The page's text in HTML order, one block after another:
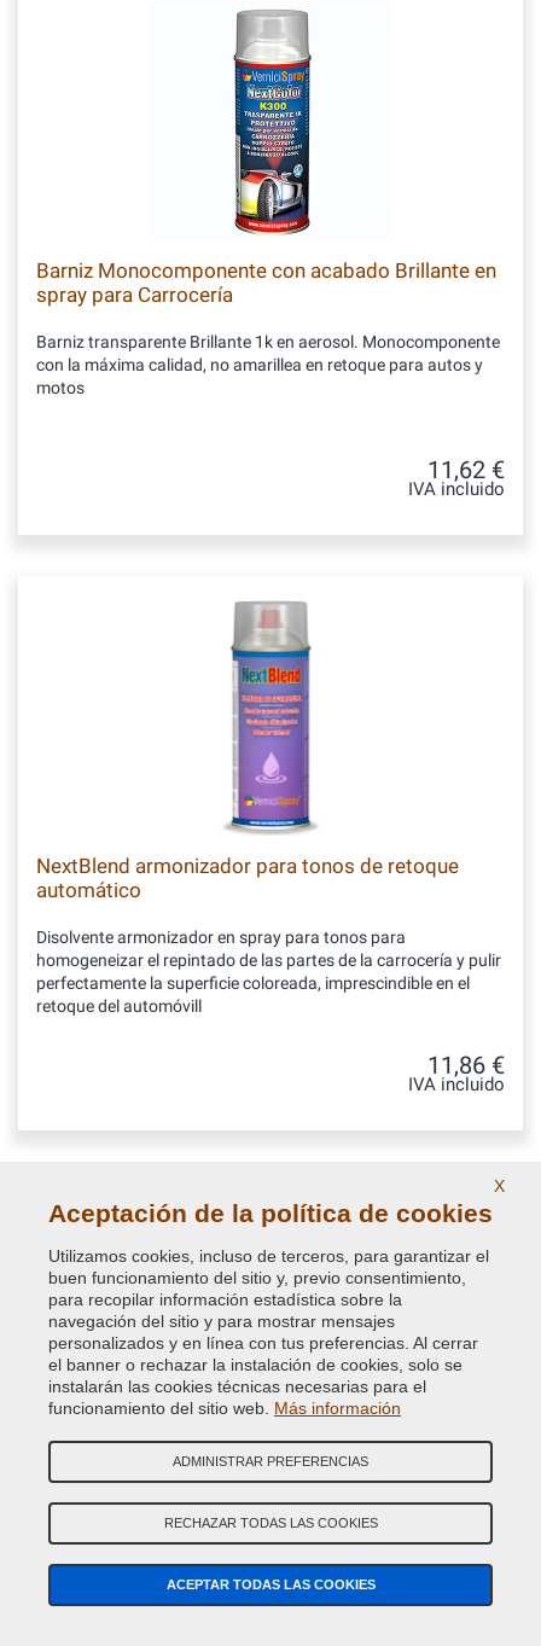
Barniz Monocomponente con acabado Brillante en
spray para Carrocería
Barniz transparente Brillante 1k en aerosol. Monocomponente
con la máxima calidad, no amarillea en retoque para autos y
motos
11,62 €
IVA incluido
NextBlend armonizador para tonos de retoque
automático
Disolvente armonizador en spray para tonos para
homogeneizar el repintado de las partes de la carrocería y pulir
perfectamente la superficie coloreada, imprescindible en el
retoque del automóvill
11,86 €
IVA incluido
NextClean desengrasante limpiador spray
antisilicónico
Detergente antisilicónico en aerosol para preparar superficies
X
Aceptación de la política de cookies
Utilizamos cookies, incluso de terceros, para garantizar el
buen funcionamiento del sitio y, previo consentimiento,
para recopilar información estadística sobre la
navegación del sitio y para mostrar mensajes
personalizados y en línea con tus preferencias. Al cerrar
el banner o rechazar la instalación de cookies, solo se
instalarán las cookies técnicas necesarias para el
funcionamiento del sitio web. Más información
ADMINISTRAR PREFERENCIAS
RECHAZAR TODAS LAS COOKIES
ACEPTAR TODAS LAS COOKIES